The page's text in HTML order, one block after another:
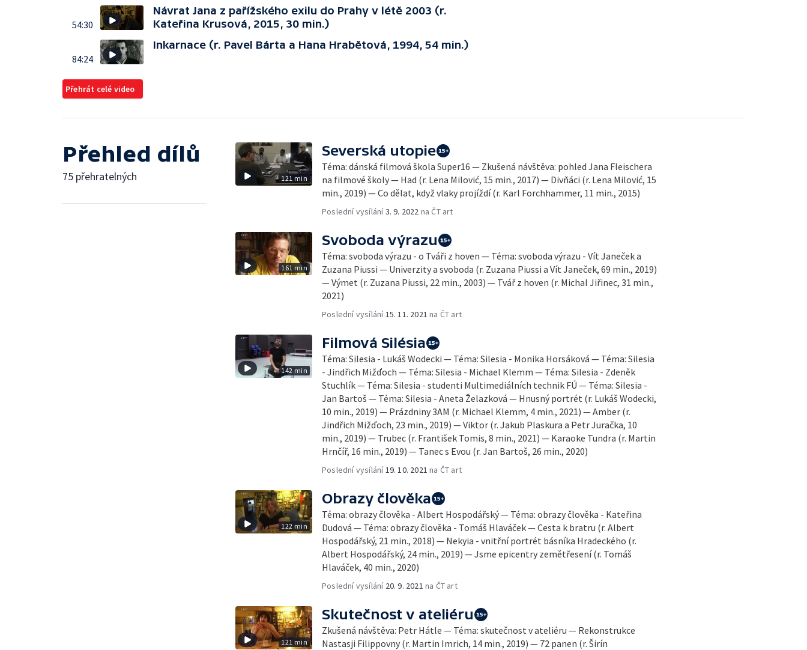
54:30
Návrat Jana z pařížského exilu do Prahy v létě 2003 (r.
Kateřina Krusová, 2015, 30 min.)
84:24
Inkarnace (r. Pavel Bárta a Hana Hrabětová, 1994, 54 min.)
Přehrát celé video
Přehled dílů
75 přehratelných 121 min
Severská utopie
Téma: dánská filmová škola Super16 — Zkušená návštěva: pohled Jana Fleischera
na filmové školy — Had (r. Lena Milović, 15 min., 2017) — Divňáci (r. Lena Milović, 15
min., 2019) — Co dělat, když vlaky projíždí (r. Karl Forchhammer, 11 min., 2015)
Poslední vysílání3. 9. 2022 na ČT art
161 min
Svoboda výrazu
Téma: svoboda výrazu - o Tváři z hoven — Téma: svoboda výrazu - Vít Janeček a
Zuzana Piussi — Univerzity a svoboda (r. Zuzana Piussi a Vít Janeček, 69 min., 2019)
— Výmet (r. Zuzana Piussi, 22 min., 2003) — Tvář z hoven (r. Michal Jiřinec, 31 min.,
2021)
Poslední vysílání15. 11. 2021 na ČT art
142 min
Filmová Silésia
Téma: Silesia - Lukáš Wodecki — Téma: Silesia - Monika Horsáková — Téma: Silesia
- Jindřich Mižďoch — Téma: Silesia - Michael Klemm — Téma: Silesia - Zdeněk
Stuchlík — Téma: Silesia - studenti Multimediálních technik FÚ — Téma: Silesia -
Jan Bartoš — Téma: Silesia - Aneta Želazková — Hnusný portrét (r. Lukáš Wodecki,
10 min., 2019) — Prázdniny 3AM (r. Michael Klemm, 4 min., 2021) — Amber (r.
Jindřich Mižďoch, 23 min., 2019) — Viktor (r. Jakub Plaskura a Petr Juračka, 10
min., 2019) — Trubec (r. František Tomis, 8 min., 2021) — Karaoke Tundra (r. Martin
Hrnčíř, 16 min., 2019) — Tanec s Evou (r. Jan Bartoš, 26 min., 2020)
Poslední vysílání19. 10. 2021 na ČT art
122 min
Obrazy člověka
Téma: obrazy člověka - Albert Hospodářský — Téma: obrazy člověka - Kateřina
Dudová — Téma: obrazy člověka - Tomáš Hlaváček — Cesta k bratru (r. Albert
Hospodářský, 21 min., 2018) — Nekyia - vnitřní portrét básníka Hradeckého (r.
Albert Hospodářský, 24 min., 2019) — Jsme epicentry zemětřesení (r. Tomáš
Hlaváček, 40 min., 2020)
Poslední vysílání 20. 9. 2021 na ČT art
121 min
Skutečnost v ateliéru
Zkušená návštěva: Petr Hátle — Téma: skutečnost v ateliéru — Rekonstrukce
Nastasji Filippovny (r. Martin Imrich, 14 min., 2019) — 72 panen (r. Širín